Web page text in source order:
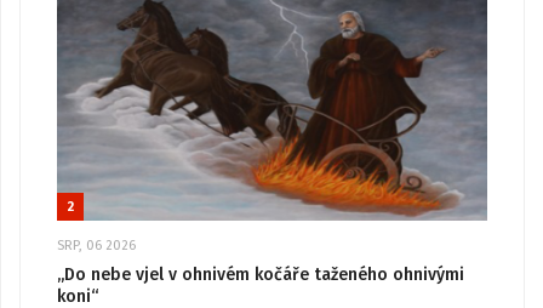
2
SRP, 06 2026
„Do nebe vjel v ohnivém kočáře taženého ohnivými
koni“